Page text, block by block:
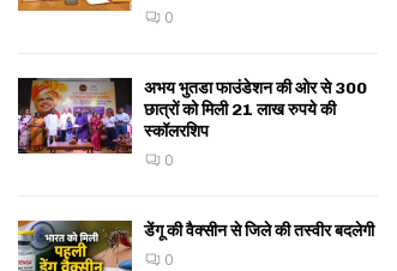
0
अभय भुतडा फाउंडेशन की ओर से 300
छात्रों को मिली 21 लाख रुपये की
स्कॉलरशिप
0
डेंगू की वैक्सीन से जिले की तस्वीर बदलेगी
0